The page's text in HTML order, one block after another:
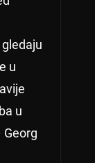
u
u